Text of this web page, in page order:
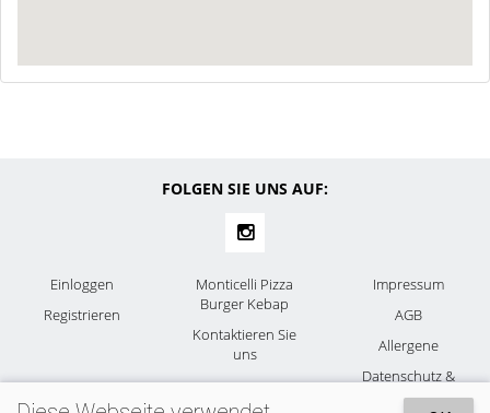
FOLGEN SIE UNS AUF:
Einloggen
Registrieren
Monticelli Pizza
Burger Kebap
Kontaktieren Sie
uns
Impressum
AGB
Allergene
Datenschutz &
Cookies